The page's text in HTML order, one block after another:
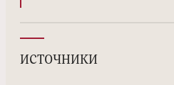
источники